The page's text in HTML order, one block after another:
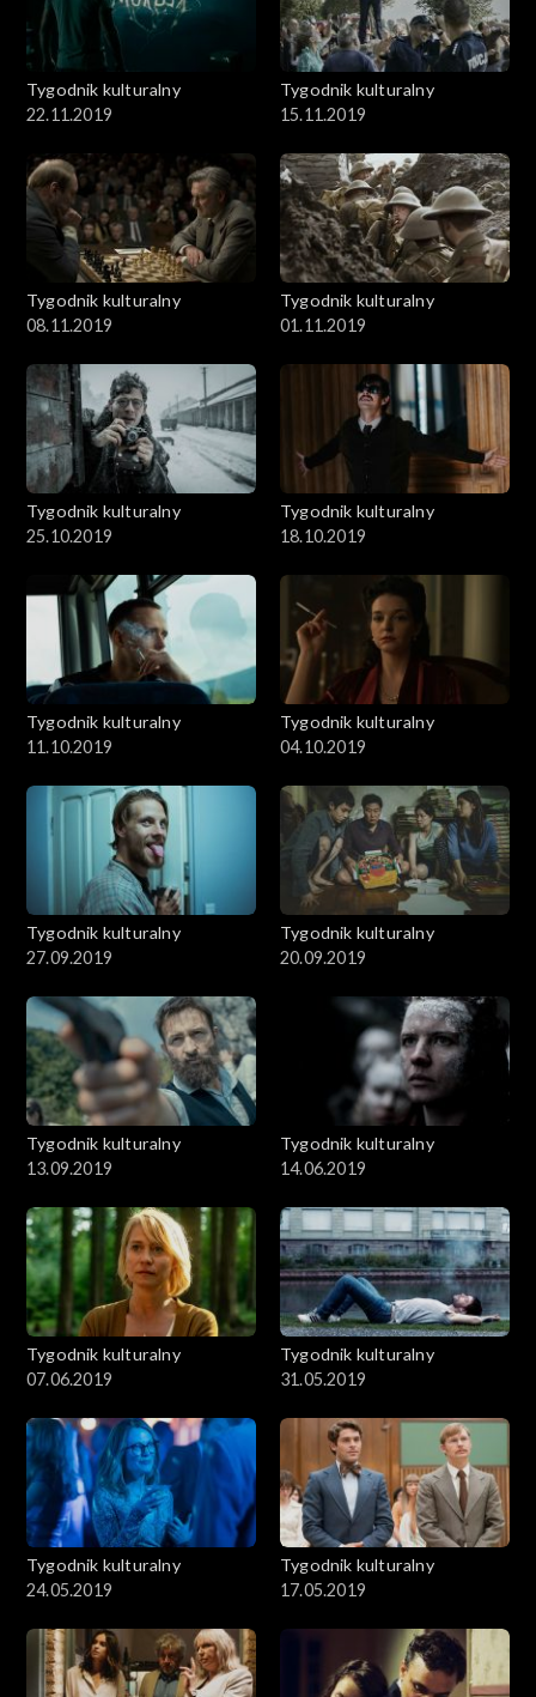
Tygodnik kulturalny
22.11.2019
Tygodnik kulturalny
15.11.2019
Tygodnik kulturalny
08.11.2019
Tygodnik kulturalny
01.11.2019
Tygodnik kulturalny
25.10.2019
Tygodnik kulturalny
18.10.2019
Tygodnik kulturalny
11.10.2019
Tygodnik kulturalny
04.10.2019
Tygodnik kulturalny
27.09.2019
Tygodnik kulturalny
20.09.2019
Tygodnik kulturalny
13.09.2019
Tygodnik kulturalny
14.06.2019
Tygodnik kulturalny
07.06.2019
Tygodnik kulturalny
31.05.2019
Tygodnik kulturalny
24.05.2019
Tygodnik kulturalny
17.05.2019